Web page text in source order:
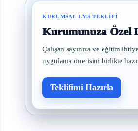
KURUMSAL LMS TEKLIFI
Kurumunuza Özel
Çalışan sayınıza ve eğitim
uygulama önerisini birlikte
Teklifimi Hazırla